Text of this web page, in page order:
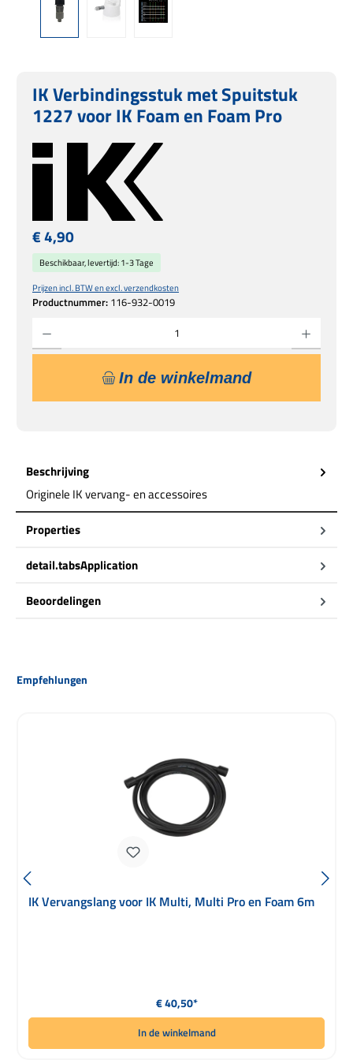
IK Verbindingsstuk met Spuitstuk
1227 voor IK Foam en Foam Pro
Normale prijs:
€ 4,90
Prijzen incl. BTW en excl. verzendkosten
Productnummer: 116-932-0019
Beschikbaar, levertijd: 1-3 Tage
In de winkelmand
Beschrijving
Originele IK vervang- en accessoires
Properties
detail.tabsApplication
Beoordelingen
Productgalerij overslaan
Empfehlungen
IK Vervangslang voor IK Multi, Multi Pro en Foam 6m
Normale prijs:
€ 40,50*
In de winkelmand